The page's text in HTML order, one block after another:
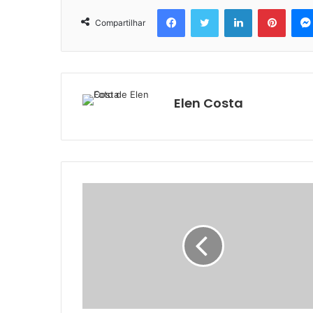
Compartilhar
FacebookTwitter Linkedin
Elen Costa